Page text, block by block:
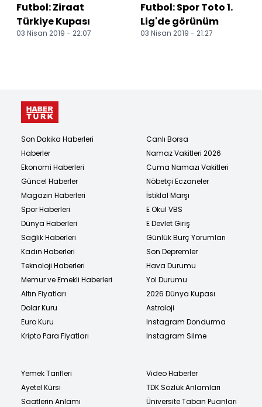
Futbol: Ziraat
Türkiye Kupası
03 Nisan 2019 - 22:07
Futbol: Spor Toto 1.
Lig'de görünüm
03 Nisan 2019 - 21:27
Son Dakika Haberleri
Haberler
Ekonomi Haberleri
Güncel Haberler
Magazin Haberleri
Spor Haberleri
Dünya Haberleri
Sağlık Haberleri
Kadın Haberleri
Teknoloji Haberleri
Memur ve Emekli Haberleri
Altın Fiyatları
Dolar Kuru
Euro Kuru
Kripto Para Fiyatları
Canlı Borsa
Namaz Vakitleri 2026
Cuma Namazı Vakitleri
Nöbetçi Eczaneler
İstiklal Marşı
E Okul VBS
E Devlet Giriş
Günlük Burç Yorumları
Son Depremler
Hava Durumu
Yol Durumu
2026 Dünya Kupası
Astroloji
Instagram Dondurma
Instagram Silme
Yemek Tarifleri
Ayetel Kürsi
Saatlerin Anlamı
Video Haberler
TDK Sözlük Anlamları
Üniversite Taban Puanları